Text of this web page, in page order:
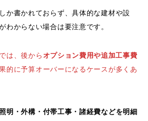
か書かれておらず、具体的な建材や設
わからない場合は要注意です。
は、後からオプション費用や追加工事費
果的に予算オーバーになるケースが多くあ
照明・外構・付帯工事・諸経費などを明細